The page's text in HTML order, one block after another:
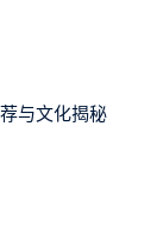
与文化揭秘